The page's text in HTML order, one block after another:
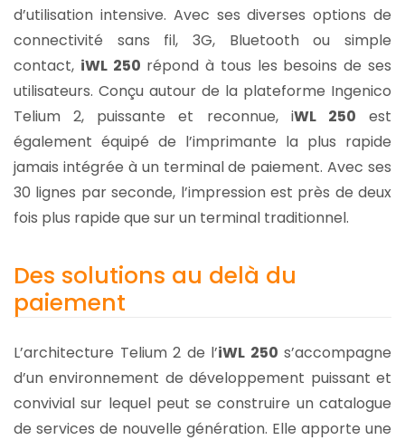
d’utilisation intensive. Avec ses diverses options de
connectivité sans fil, 3G, Bluetooth ou simple
contact, iWL 250 répond à tous les besoins de ses
utilisateurs. Conçu autour de la plateforme Ingenico
Telium 2, puissante et reconnue, iWL 250 est
également équipé de l’imprimante la plus rapide
jamais intégrée à un terminal de paiement. Avec ses
30 lignes par seconde, l’impression est près de deux
fois plus rapide que sur un terminal traditionnel.
Des solutions au delà du
paiement
L’architecture Telium 2 de l’iWL 250 s’accompagne
d’un environnement de développement puissant et
convivial sur lequel peut se construire un catalogue
de services de nouvelle génération. Elle apporte une